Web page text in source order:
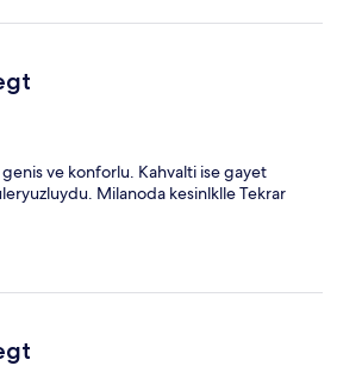
ve konforlu. Kahvalti ise gayet
Milanoda kesinlklle Tekrar